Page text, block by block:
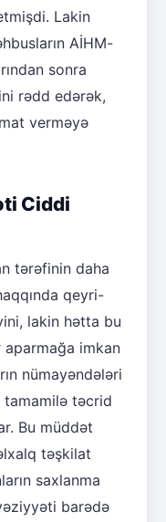
Lakin
AİHM-
sonra
rədd edərək,
verməyə
Ciddi
tərəfinin daha
qeyri-
lakin hətta bu
aparmağa imkan
nümayəndələri
tamamilə təcrid
Bu müddət
təşkilat
saxlanma
barədə